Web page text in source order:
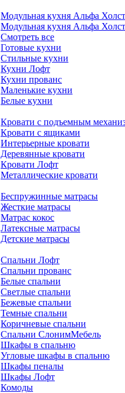
Модульная кухня Альфа
Модульная кухня Альфа
Смотреть все
Готовые кухни
Стильные кухни
Кухни Лофт
Кухни прованс
Маленькие кухни
Белые кухни
Кровати с подъемным
Кровати с ящиками
Интерьерные кровати
Деревянные кровати
Кровати Лофт
Металлические кровати
Беспружинные матрасы
Жесткие матрасы
Матрас кокос
Латексные матрасы
Детские матрасы
Спальни Лофт
Спальни прованс
Белые спальни
Светлые спальни
Бежевые спальни
Темные спальни
Коричневые спальни
Спальни СлонимМебель
Шкафы в спальню
Угловые шкафы в спальню
Шкафы пеналы
Шкафы Лофт
Комоды